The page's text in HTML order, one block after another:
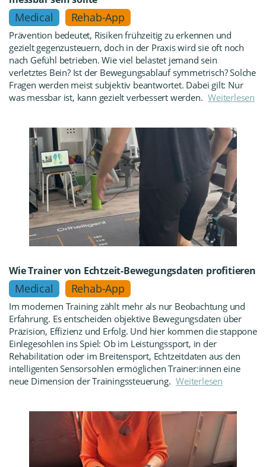
Medical Rehab-App
Prävention bedeutet, Risiken frühzeitig zu erkennen und
gezielt gegenzusteuern, doch in der Praxis wird sie oft noch
nach Gefühl betrieben. Wie viel belastet jemand sein
verletztes Bein? Ist der Bewegungsablauf symmetrisch? Solche
Fragen werden meist subjektiv beantwortet. Dabei gilt: Nur
was messbar ist, kann gezielt verbessert werden. Weiterlesen
Wie Trainer von Echtzeit-Bewegungsdaten profitieren
Medical Rehab-App
Im modernen Training zählt mehr als nur Beobachtung und
Erfahrung. Es entscheiden objektive Bewegungsdaten über
Präzision, Effizienz und Erfolg. Und hier kommen die stappone
Einlegesohlen ins Spiel: Ob im Leistungssport, in der
Rehabilitation oder im Breitensport, Echtzeitdaten aus den
intelligenten Sensorsohlen ermöglichen Trainer:innen eine
neue Dimension der Trainingssteuerung. Weiterlesen